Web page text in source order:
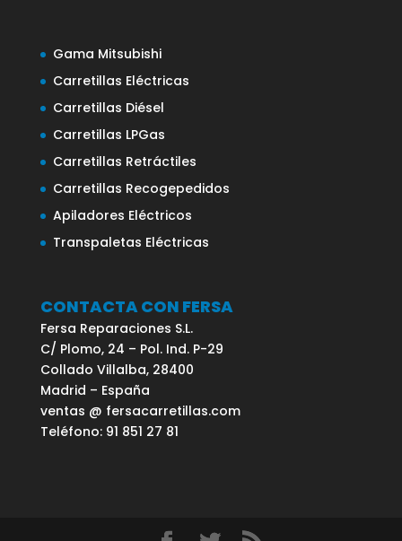
Gama Mitsubishi
Carretillas Eléctricas
Carretillas Diésel
Carretillas LPGas
Carretillas Retráctiles
Carretillas Recogepedidos
Apiladores Eléctricos
Transpaletas Eléctricas
CONTACTA CON FERSA
Fersa Reparaciones S.L.
C/ Plomo, 24 – Pol. Ind. P-29
Collado Villalba, 28400
Madrid – España
ventas @ fersacarretillas.com
Teléfono: 91 851 27 81